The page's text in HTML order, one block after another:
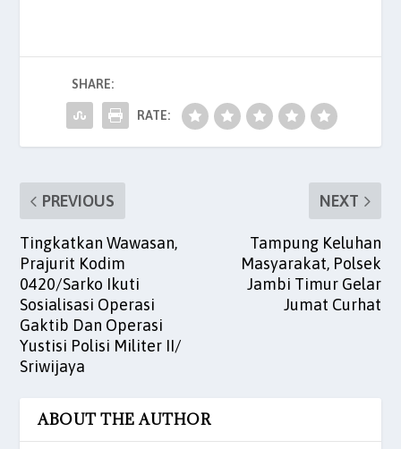
b
o
o
k
A
p
p
dI
n
t
SHARE:
RATE:
PREVIOUS
Tingkatkan Wawasan,
Prajurit Kodim
0420/Sarko Ikuti
Sosialisasi Operasi
Gaktib Dan Operasi
Yustisi Polisi Militer II/
Sriwijaya
NEXT
Tampung Keluhan
Masyarakat, Polsek
Jambi Timur Gelar
Jumat Curhat
ABOUT THE AUTHOR